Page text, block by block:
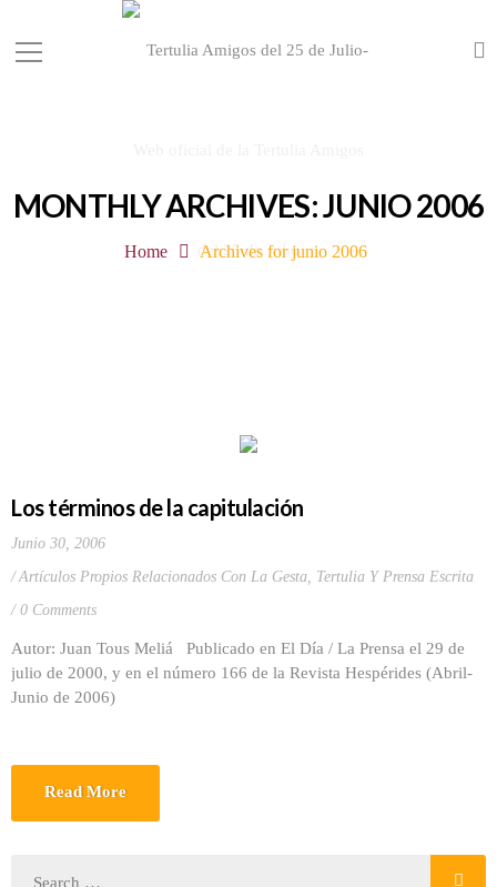
MONTHLY ARCHIVES: JUNIO 2006
Home Archives for junio 2006
Los términos de la capitulación
Junio 30, 2006
Artículos Propios Relacionados Con La Gesta, Tertulia Y Prensa Escrita
0 Comments
Autor: Juan Tous Meliá Publicado en El Día / La Prensa el 29 de
julio de 2000, y en el número 166 de la Revista Hespérides (Abril-
Junio de 2006)
Read More